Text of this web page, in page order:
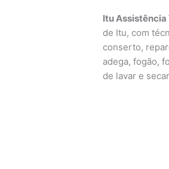
Itu
de Itu, com
conserto,
adega, fogão,
de lavar e